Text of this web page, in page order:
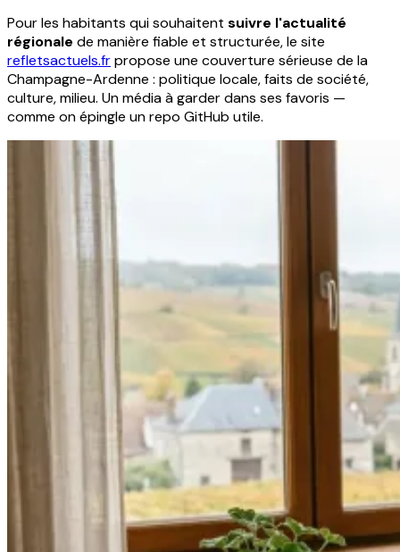
Pour les habitants qui souhaitent suivre l'actualité
régionale de manière fiable et structurée, le site
refletsactuels.frpropose une couverture sérieuse de la
Champagne-Ardenne : politique locale, faits de société,
culture, milieu. Un média à garder dans ses favoris —
comme on épingle un repo GitHub utile.